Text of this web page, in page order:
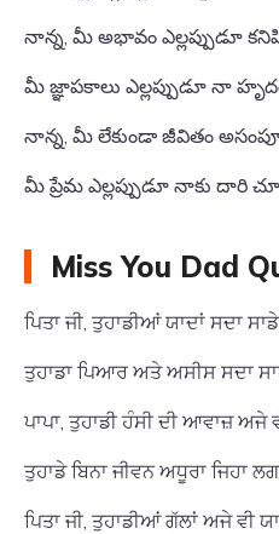
నాన్న, మీ అభావం ఎల్లప్పుడూ
మీ జ్ఞాపకాలు ఎల్లప్పుడూ నా
నాన్న, మీ లేకుండా జీవితం
మీ ప్రేమ ఎల్లప్పుడూ నాకు దారి
Miss You Dad
ਪਿਤਾ ਜੀ, ਤੁਹਾਡੀਆਂ ਯਾਦਾਂ ਸਦਾ
ਤੁਹਾਡਾ ਪਿਆਰ ਅਤੇ ਅਸੀਸ ਸਦਾ
ਪਾਪਾ, ਤੁਹਾਡੀ ਹੰਸੀ ਦੀ ਆਵਾਜ਼ ਅਜੇ
ਤੁਹਾਡੇ ਬਿਨਾ ਜੀਵਨ ਅਧੂਰਾ ਜਿਹਾ
ਪਿਤਾ ਜੀ, ਤੁਹਾਡੀਆਂ ਗੱਲਾਂ ਅਜੇ ਵੀ